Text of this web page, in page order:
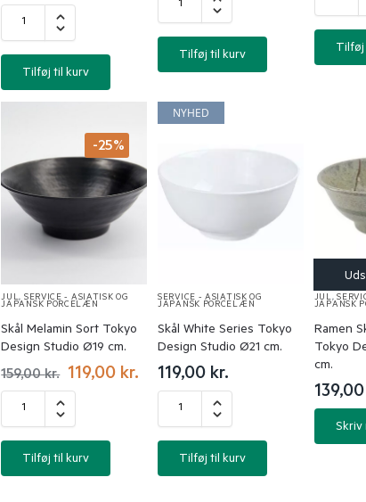
Tilføj til kurv
Tilføj til kurv
Tilføj
-25%
JUL, SERVICE - ASIATISK OG
JAPANSK PORCELÆN
Skål Melamin Sort Tokyo
Design Studio Ø19 cm.
159,00kr. 119,00 kr.
Tilføj til kurv
NYHED
SERVICE - ASIATISK OG
JAPANSK PORCELÆN
Skål White Series Tokyo
Design Studio Ø21 cm.
119,00 kr.
Tilføj til kurv
JUL,
JAPANSK
Ramen
Tokyo
cm.
139,00
Skriv